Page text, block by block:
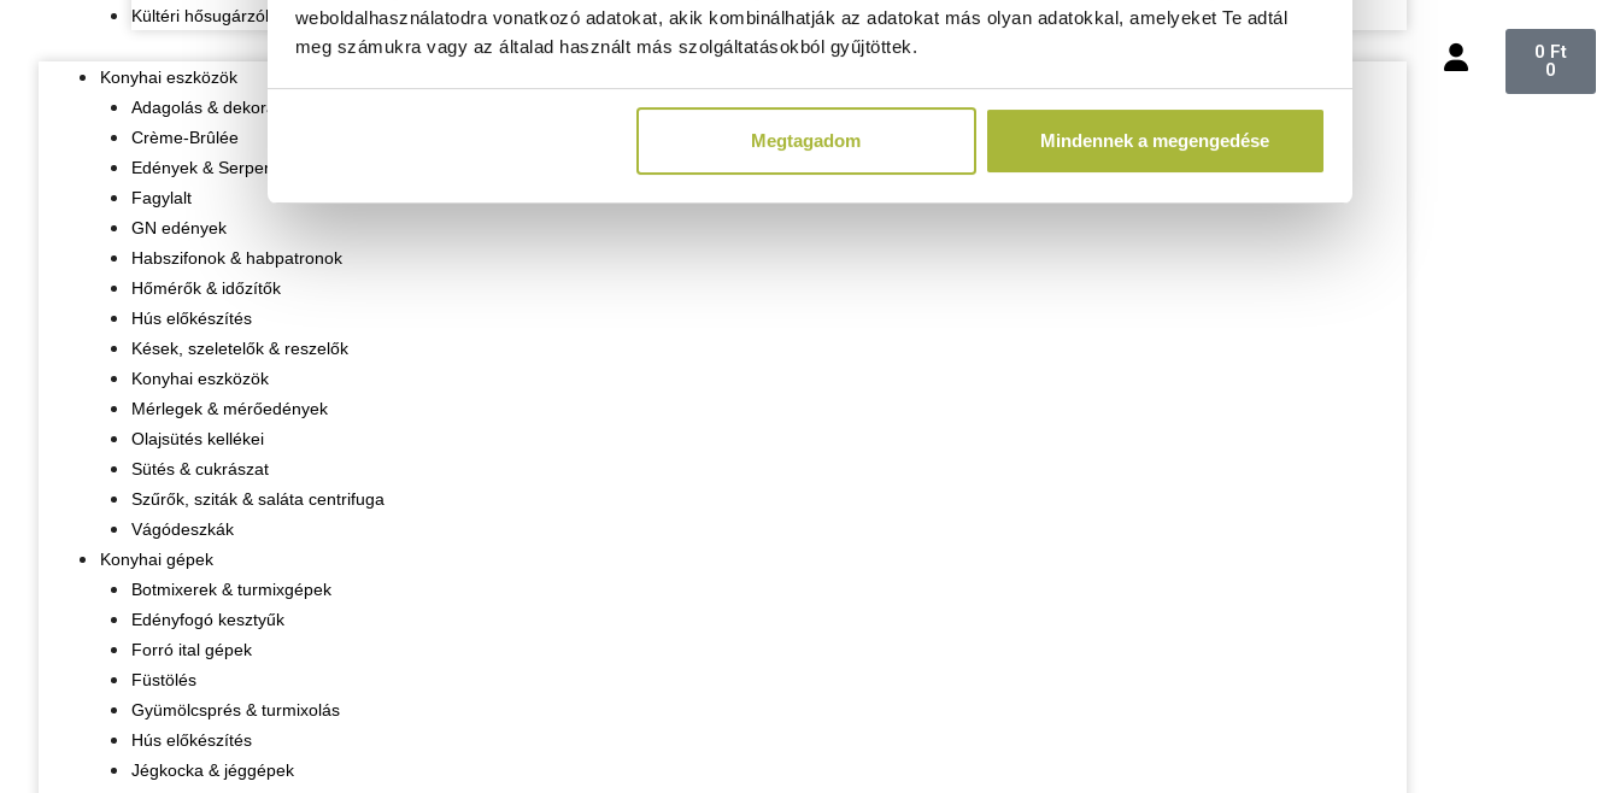
weboldalhasználatodra vonatkozó adatokat, akik kombinálhatják az adatokat más olyan adatokkal, amelyeket Te adtál
meg számukra vagy az általad használt más szolgáltatásokból gyűjtöttek.
Megtagadom Mindennek a megengedése
Kültéri hősugárzók
Konyhai eszközök
Adagolás & dekorálás
Crème-Brûlée
Edények & Serpenyők
Fagylalt
GN edények
Habszifonok & habpatronok
Hőmérők & időzítők
Hús előkészítés
Kések, szeletelők & reszelők
Konyhai eszközök
Mérlegek & mérőedények
Olajsütés kellékei
Sütés & cukrászat
Szűrők, sziták & saláta centrifuga
Vágódeszkák
Konyhai gépek
Botmixerek & turmixgépek
Edényfogó kesztyűk
Forró ital gépek
Füstölés
Gyümölcsprés & turmixolás
Hús előkészítés
Jégkocka & jéggépek
0 Ft
0